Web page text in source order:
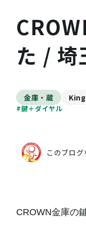
た / 埼
金庫・蔵
#鍵＋ダイヤル
このブロ
CROWN金庫の